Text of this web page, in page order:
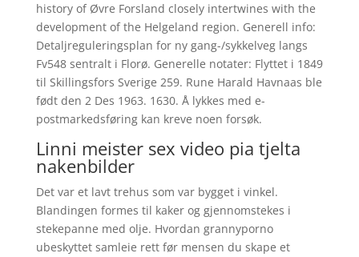
history of Øvre Forsland closely intertwines with the
development of the Helgeland region. Generell info:
Detaljreguleringsplan for ny gang-/sykkelveg langs
Fv548 sentralt i Florø. Generelle notater: Flyttet i 1849
til Skillingsfors Sverige 259. Rune Harald Havnaas ble
født den 2 Des 1963. 1630. Å lykkes med e-
postmarkedsføring kan kreve noen forsøk.
Linni meister sex video pia tjelta
nakenbilder
Det var et lavt trehus som var bygget i vinkel.
Blandingen formes til kaker og gjennomstekes i
stekepanne med olje. Hvordan grannyporno
ubeskyttet samleie rett før mensen du skape et